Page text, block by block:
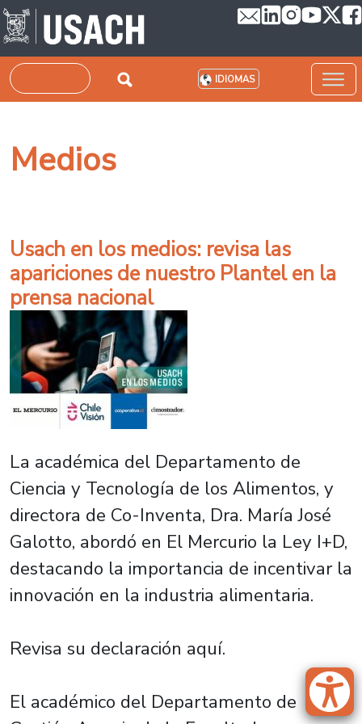
Pasar al contenido principal
Buscar IDIOMAS
Medios
Usach en los medios: revisa las
apariciones de nuestro Plantel en la
prensa nacional
La académica del Departamento de
Ciencia y Tecnología de los Alimentos, y
directora de Co-Inventa, Dra. María José
Galotto, abordó en El Mercurio la Ley I+D,
destacando la importancia de incentivar la
innovación en la industria alimentaria.
Revisa su declaración aquí.
El académico del Departamento de